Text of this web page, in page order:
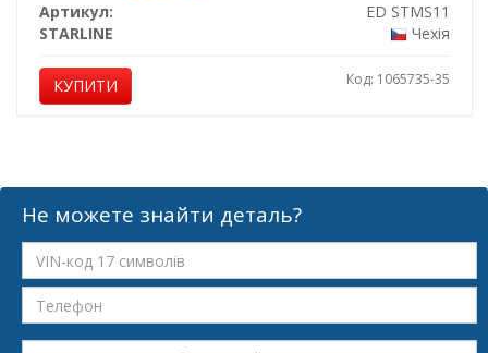
Артикул:
ED STMS11
STARLINE
Чехія
КУПИТИ Код: 1065735-35
Не можете знайти деталь?